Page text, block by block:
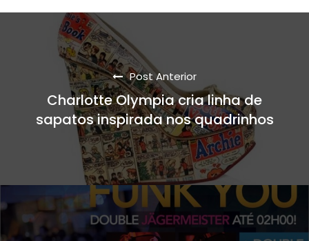
Post Anterior
Charlotte Olympia cria linha de
sapatos inspirada nos quadrinhos